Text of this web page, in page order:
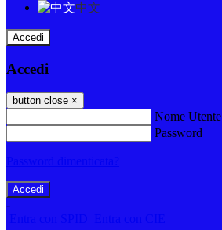
中文
Accedi
Accedi
button close ×
Nome Utente
Password
-